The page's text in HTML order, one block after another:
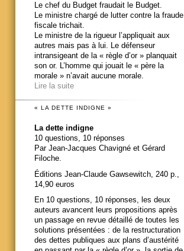
Le chef du Budget fraudait le Budget.
Le ministre chargé de lutter contre la fraude
fiscale trichait.
Le ministre de la rigueur l’appliquait aux
autres mais pas à lui. Le défenseur
intransigeant de la « règle d’or » planquait
son or. L’homme qui jouait le « père la
morale » n’avait aucune morale.
Lire la suite
« LA DETTE INDIGNE »
La dette indigne
10 questions, 10 réponses
Par Jean-Jacques Chavigné et Gérard
Filoche.
Éditions Jean-Claude Gawsewitch, 240 p.,
14,90 euros
En 10 questions, 10 réponses, les deux
auteurs avancent leurs propositions après
un passage en revue détaillé de toutes les
solutions présentées : de la restructuration
des dettes publiques aux plans d’austérité